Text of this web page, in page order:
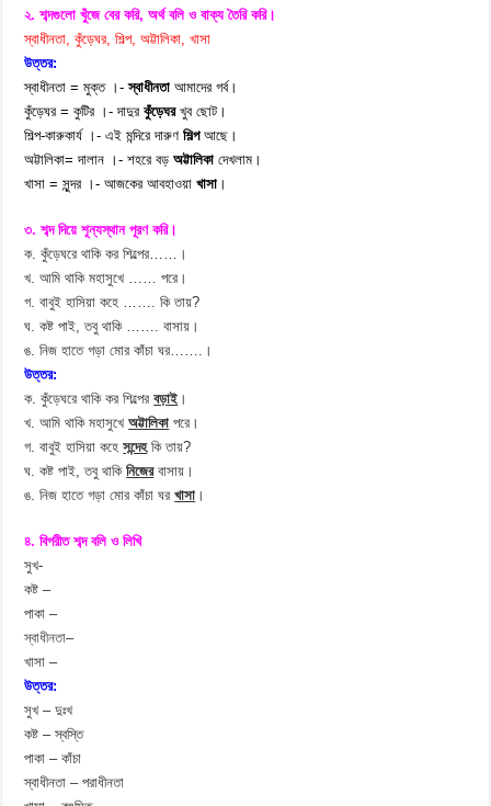
২. শব্দগুলো খুঁজে বের করি, অর্থ বলি ও বাক্য তৈরি করি।
স্বাধীনতা, কুঁড়েঘর, শিল্প, অট্টালিকা, খাসা
উত্তর:
স্বাধীনতা = মুক্ত ।-স্বাধীনতা আমাদের গর্ব।
কুঁড়েঘর = কুটির ।- দাদুরকুঁড়েঘরখুব ছোট।
শিল্প-কারুকার্য ।- এই মন্দিরে দারুণশিল্পআছে।
অট্টালিকা= দালান ।- শহরে বড়অট্টালিকা দেখলাম।
খাসা = সুন্দর ।- আজকের আবহাওয়াখাসা ।
৩. শব্দ দিয়ে শূন্যস্থান পূরণ করি।
ক. কুঁড়েঘরে থাকি কর শিল্পের……।
খ. আমি থাকি মহাসুখে …… পরে।
গ. বাবুই হাসিয়া কহে ……. কি তায়?
ঘ. কষ্ট পাই, তবু থাকি ……. বাসায়।
ঙ. নিজ হাতে গড়া মোর কাঁচা ঘর…….।
উত্তর:
ক. কুঁড়েঘরে থাকি কর শিল্পেরবড়াই ।
খ. আমি থাকি মহাসুখেঅট্টালিকা পরে।
গ. বাবুই হাসিয়া কহেসন্দেহকি তায়?
ঘ. কষ্ট পাই, তবু থাকিনিজেরবাসায়।
ঙ. নিজ হাতে গড়া মোর কাঁচা ঘরখাসা ।
৪. বিপরীত শব্দ বলি ও লিখি
সুখ-
কষ্ট –
পাকা –
স্বাধীনতা–
খাসা –
উত্তর:
সুখ – দুঃখ
কষ্ট – স্বস্তি
পাকা – কাঁচা
স্বাধীনতা – পরাধীনতা